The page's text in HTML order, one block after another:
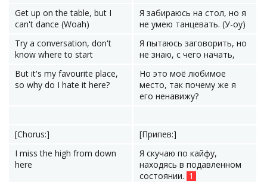
Get up on the table, but I
can't dance (Woah)
Я забираюсь на стол, но я
не умею танцевать. (У-оу)
Try a conversation, don't
know where to start
Я пытаюсь заговорить, но
не знаю, с чего начать,
But it's my favourite place,
so why do I hate it here?
Но это моё любимое
место, так почему же я
его ненавижу?
[Chorus:]
[Припев:]
I miss the high from down
here
Я скучаю по кайфу,
находясь в подавленном
состоянии. 1